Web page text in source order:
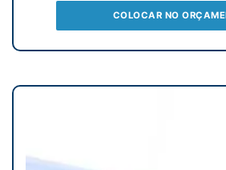
COLOCAR NO